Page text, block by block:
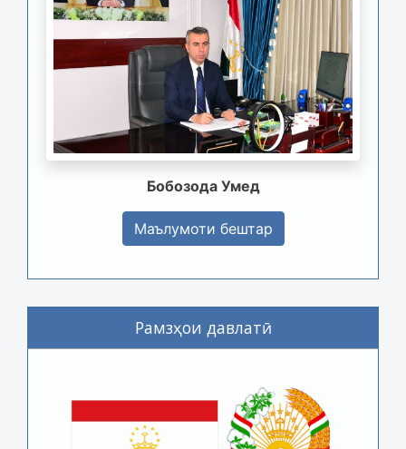
Бобозода Умед
Маълумоти бештар
Рамзҳои давлатӣ